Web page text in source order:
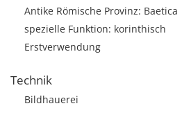
Antike Römische Provinz: Baetica
spezielle Funktion: korinthisch
Erstverwendung
Technik
Bildhauerei